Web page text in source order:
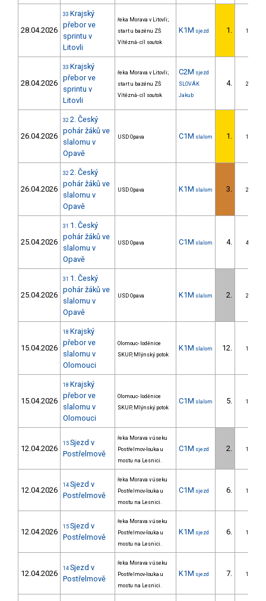
28.04.2026
33 Krajský
přebor ve
sprintu v
Litovli
řeka Morava v Litovli;
start u bazénu ZŠ
Vítězná- cíl soutok
K1M sjezd 1. 1/ZS
28.04.2026
33 Krajský
přebor ve
sprintu v
Litovli
řeka Morava v Litovli;
start u bazénu ZŠ
Vítězná- cíl soutok
C2M sjezd
SLOVÁK
Jakub
4. 2/ZS
26.04.2026
32 2. Český
pohár žáků ve
slalomu v
Opavě
USD Opava C1M slalom 1. 1/ZS
26.04.2026
32 2. Český
pohár žáků ve
slalomu v
Opavě
USD Opava K1M slalom 3. 2/ZS
25.04.2026
31 1. Český
pohár žáků ve
slalomu v
Opavě
USD Opava C1M slalom 4. 4/ZS
25.04.2026
31 1. Český
pohár žáků ve
slalomu v
Opavě
USD Opava K1M slalom 2. 2/ZS
15.04.2026
18 Krajský
přebor ve
slalomu v
Olomouci
Olomouc- loděnice
SKUP, Mlýnský potok
K1M slalom 12. 1/ZS
15.04.2026
18 Krajský
přebor ve
slalomu v
Olomouci
Olomouc- loděnice
SKUP, Mlýnský potok
C1M slalom 5. 1/ZS
12.04.2026
15 Sjezd v
Postřelmově
řeka Morava v úseku
Postřelmov-louka u
mostu na Lesnici.
C1M sjezd 2. 1/ZS
12.04.2026
14 Sjezd v
Postřelmově
řeka Morava v úseku
Postřelmov-louka u
mostu na Lesnici.
C1M sjezd 6. 1/ZS
12.04.2026
15 Sjezd v
Postřelmově
řeka Morava v úseku
Postřelmov-louka u
mostu na Lesnici.
K1M sjezd 6. 1/ZS
12.04.2026
14 Sjezd v
Postřelmově
řeka Morava v úseku
Postřelmov-louka u
mostu na Lesnici.
K1M sjezd 7. 1/ZS